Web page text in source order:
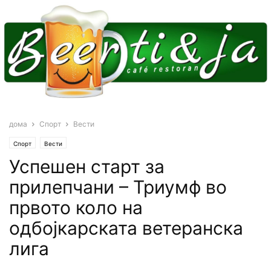
дома Спорт Вести
Спорт Вести
Успешен старт за
прилепчани – Триумф во
првото коло на
одбојкарската ветеранска
лига